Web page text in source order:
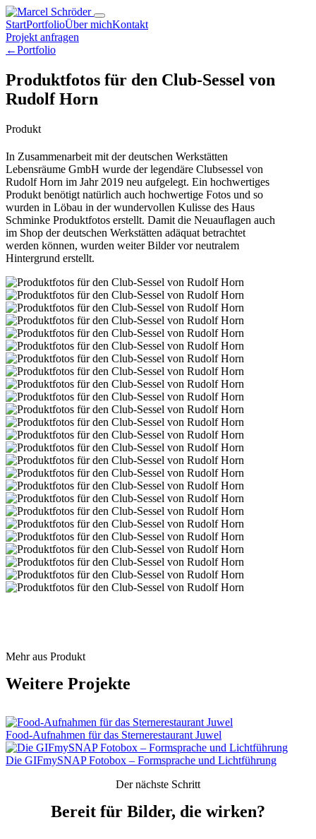
StartPortfolioÜber michKontakt
Projekt anfragen
←Portfolio
Produktfotos für den Club-Sessel von
Rudolf Horn
Produkt
In Zusammenarbeit mit der deutschen Werkstätten
Lebensräume GmbH wurde der legendäre Clubsessel von
Rudolf Horn im Jahr 2019 neu aufgelegt. Ein hochwertiges
Produkt benötigt natürlich auch hochwertige Fotos und so
wurden in Löbau in der wundervollen Kulisse des Haus
Schminke Produktfotos erstellt. Damit die Neuauflagen auch
im Shop der deutschen Werkstätten adäquat betrachtet
werden können, wurden weiter Bilder vor neutralem
Hintergrund erstellt.
Mehr aus Produkt
Weitere Projekte
Food-Aufnahmen für das Sternerestaurant Juwel
Die GIFmySNAP Fotobox – Formsprache und Lichtführung
Der nächste Schritt
Bereit für Bilder, die wirken?